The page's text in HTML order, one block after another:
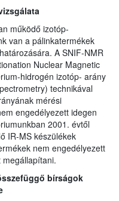
működő izotóp-
van a pálinkatermékek
A SNIF-NMR
Nuclear Magnetic
hidrogén izotóp- arány
technikával
mérési
engedélyezett idegen
2001. évtől
IR-MS készülékek
nem engedélyezett
bírságok